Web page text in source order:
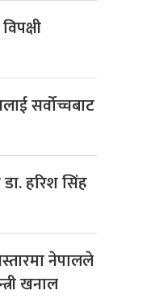
सर्वोच्चबाट
डा. हरिश सिंह
नेपालले
खनाल